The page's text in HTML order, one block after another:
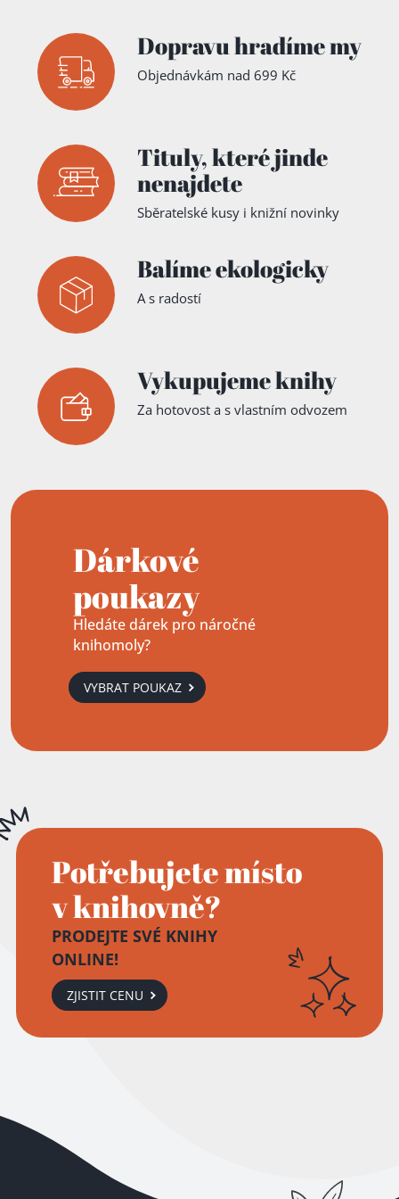
Dopravu hradíme my
Objednávkám nad 699 Kč
Tituly,které jinde
nenajdete
Sběratelské kusy i knižní novinky
Balíme ekologicky
A s radostí
Vykupujeme knihy
Za hotovost a s vlastním odvozem
Dárkové
poukazy
Hledáte dárek pro náročné
knihomoly?
VYBRAT POUKAZ
Potřebujete místo
v knihovně?
PRODEJTE SVÉ KNIHY
ONLINE!
ZJISTIT CENU